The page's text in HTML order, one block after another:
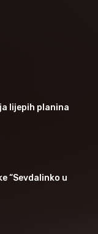
lijepih planina
“Sevdalinko u